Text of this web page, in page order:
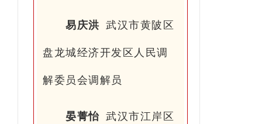
易庆洪 武汉市黄陂区
盘龙城经济开发区人民调
解委员会调解员
晏菁怡 武汉市江岸区